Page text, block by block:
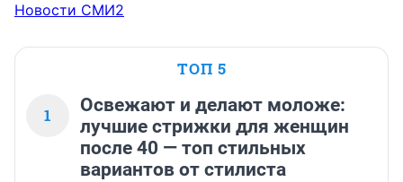
Новости СМИ2
ТОП 5
1
Освежают и делают моложе:
лучшие стрижки для женщин
после 40 — топ стильных
вариантов от стилиста